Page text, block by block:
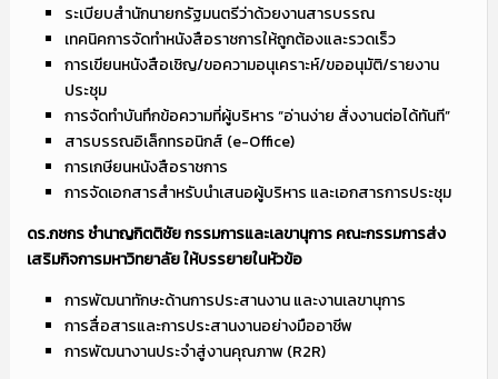
ระเบียบสำนักนายกรัฐมนตรีว่าด้วยงานสารบรรณ
เทคนิคการจัดทำหนังสือราชการให้ถูกต้องและรวดเร็ว
การเขียนหนังสือเชิญ/ขอความอนุเคราะห์/ขออนุมัติ/รายงาน
ประชุม
การจัดทำบันทึกข้อความที่ผู้บริหาร “อ่านง่าย สั่งงานต่อได้ทันที”
สารบรรณอิเล็กทรอนิกส์ (e-Office)
การเกษียนหนังสือราชการ
การจัดเอกสารสำหรับนำเสนอผู้บริหาร และเอกสารการประชุม
ดร.กชกร ชำนาญกิตติชัย กรรมการและเลขานุการ คณะกรรมการส่ง
เสริมกิจการมหาวิทยาลัย ให้บรรยายในหัวข้อ
การพัฒนาทักษะด้านการประสานงาน และงานเลขานุการ
การสื่อสารและการประสานงานอย่างมืออาชีพ
การพัฒนางานประจำสู่งานคุณภาพ (R2R)